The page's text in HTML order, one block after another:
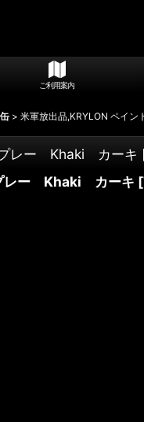
ご利用案内
> 米軍放出品,KRYLON ペイ
プレー Khaki カーキ
レー Khaki カーキ [